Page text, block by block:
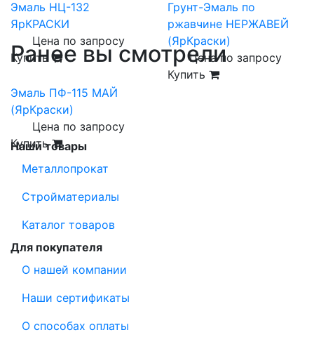
Эмаль НЦ-132
ЯрКРАСКИ
Цена по запросу
Купить
Грунт-Эмаль по
ржавчине НЕРЖАВЕЙ
(ЯрКраски)
Цена по запросу
Купить
Ранее вы смотрели
Эмаль ПФ-115 МАЙ
(ЯрКраски)
Цена по запросу
Купить
Наши товары
Металлопрокат
Стройматериалы
Каталог товаров
Для покупателя
О нашей компании
Наши сертификаты
О способах оплаты